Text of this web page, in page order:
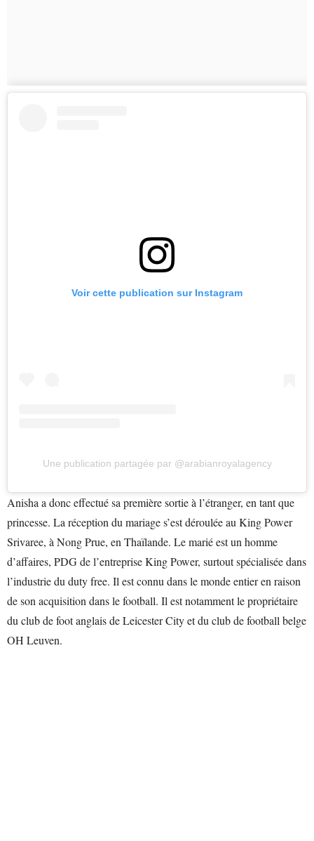
Voir cette publication sur Instagram
Une publication partagée par @arabianroyalagency
Anisha a donc effectué sa première sortie à l’étranger, en tant que
princesse. La réception du mariage s’est déroulée au King Power
Srivaree, à Nong Prue, en Thaïlande. Le marié est un homme
d’affaires, PDG de l’entreprise King Power, surtout spécialisée dans
l’industrie du duty free. Il est connu dans le monde entier en raison
de son acquisition dans le football. Il est notamment le propriétaire
du club de foot anglais de Leicester City et du club de football belge
OH Leuven.